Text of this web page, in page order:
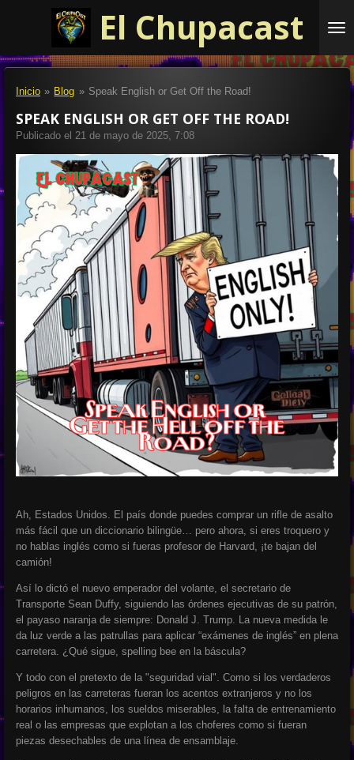
principal
El Chupacast
Inicio » Blog » Speak English or Get Off the Road!
SPEAK ENGLISH OR GET OFF THE ROAD!
Publicado el 21 de mayo de 2025, 7:08
Ah, Estados Unidos. El país donde puedes comprar un rifle de asalto
más fácil que un diccionario bilingüe… pero ahora, si eres troquero y
no hablas inglés como si fueras profesor de Harvard, ¡te bajan del
camión!
Así lo dictó el nuevo emperador del volante, el secretario de
Transporte Sean Duffy, siguiendo las órdenes ejecutivas de su patrón,
el payaso naranja de siempre: Donald J. Trump. La nueva medida le
da luz verde a las patrullas para aplicar “exámenes de inglés” en plena
carretera. ¿Qué sigue, spelling bee en la báscula?
Y todo con el pretexto de la "seguridad vial". Como si los verdaderos
peligros en las carreteras fueran los acentos extranjeros y no los
horarios inhumanos, los sueldos miserables, la falta de entrenamiento
real o las empresas que explotan a los choferes como si fueran
piezas desechables de una línea de ensamblaje.